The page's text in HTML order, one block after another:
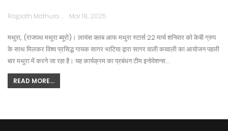
Rajpath Mathura Mar 18, 2025
मथुरा, (राजपथ मथुरा ब्यूरो)। लायंस क्लब आफ मथुरा स्टार्स 22 मार्च शनिवार को केबी ग्रुप
के साथ मिलकर विश्व प्रसिद्ध गायक सागर भाटिया द्वारा सागर वाली कव्वाली का आयोजन पहली
बार मथुरा में करने जा रहा है। यह कार्यक्रम का प्रबंधन टीम इनोवेशन्स…
READ MORE...